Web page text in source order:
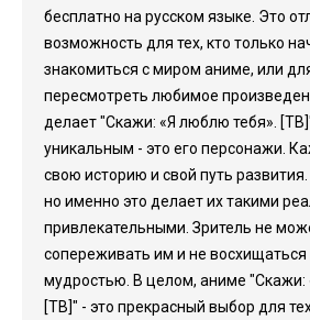
бесплатно на русском языке. Это
возможность для тех, кто только
знакомиться с миром аниме, или
пересмотреть любимое
делает "Скажи: «Я люблю тебя».
уникальным - это его персонажи.
свою историю и свой путь
но именно это делает их такими
привлекательными. Зритель не
сопереживать им и не восхищаться
мудростью. В целом, аниме "Скажи:
[ТВ]" - это прекрасный выбор для